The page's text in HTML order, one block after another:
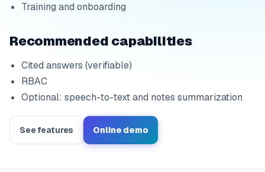
Training and onboarding
Recommended capabilities
Cited answers (verifiable)
RBAC
Optional: speech-to-text and notes summarization
See features Online demo